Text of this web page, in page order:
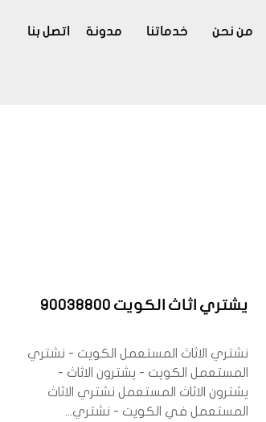
من نحن خدماتنا مدونة اتصل بنا
يشتري اثاث الكويت 90038800
نشتري الاثاث المستعمل الكويت - نشتري
المستعمل الكويت - يشترون الاثاث -
يشترون الاثاث المستعمل نشتري الاثاث
المستعمل في الكويت - نشتري...